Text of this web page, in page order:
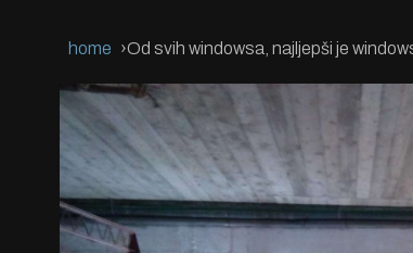
home Od svih windowsa, najljepši je